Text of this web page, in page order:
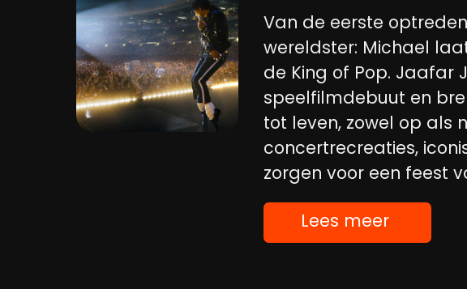
Van de eerste
wereldster: Michael
de King of Pop. Jaafar
speelfilmdebuut en
tot leven, zowel op als
concertrecreaties,
zorgen voor een feest
Lees meer